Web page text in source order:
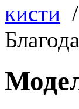
кисти /